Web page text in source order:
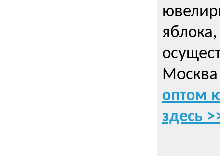
Москва
оптом
здесь